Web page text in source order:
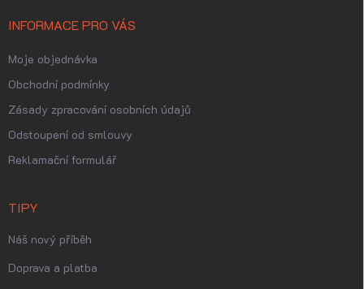
INFORMACE PRO VÁS
Moje objednávka
Obchodní podmínky
Zásady zpracování osobních údajů
Odstoupení od smlouvy
Reklamační formulář
TIPY
Náš nový příběh
Doprava a platba